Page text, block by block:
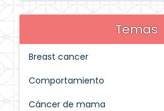
Temas
Breast cancer
Comportamiento
Cáncer de mama